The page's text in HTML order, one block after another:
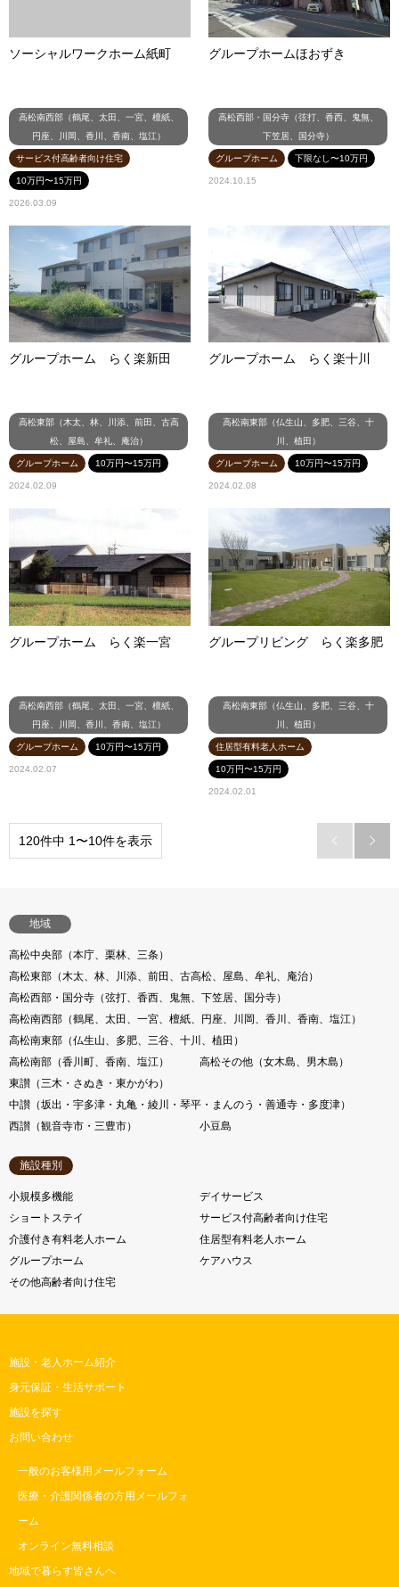
ソーシャルワークホーム紙町
高松南西部（鶴尾、太田、一宮、檀紙、
円座、川岡、香川、香南、塩江）
サービス付高齢者向け住宅
10万円〜15万円
2026.03.09
グループホームほおずき
高松西部・国分寺（弦打、香西、鬼無、
下笠居、国分寺）
グループホーム 下限なし〜10万円
2024.10.15
グループホーム らく楽新田
高松東部（木太、林、川添、前田、古高
松、屋島、牟礼、庵治）
グループホーム 10万円〜15万円
2024.02.09
グループホーム らく楽十川
高松南東部（仏生山、多肥、三谷、十
川、植田）
グループホーム 10万円〜15万円
2024.02.08
グループホーム らく楽一宮
高松南西部（鶴尾、太田、一宮、檀紙、
円座、川岡、香川、香南、塩江）
グループホーム 10万円〜15万円
2024.02.07
グループリビング らく楽多肥
高松南東部（仏生山、多肥、三谷、十
川、植田）
住居型有料老人ホーム
10万円〜15万円
2024.02.01
120件中 1〜10件を表示  
地域
高松中央部（本庁、栗林、三条）
高松東部（木太、林、川添、前田、古高松、屋島、牟礼、庵治）
高松西部・国分寺（弦打、香西、鬼無、下笠居、国分寺）
高松南西部（鶴尾、太田、一宮、檀紙、円座、川岡、香川、香南、塩江）
高松南東部（仏生山、多肥、三谷、十川、植田）
高松南部（香川町、香南、塩江）
高松その他（女木島、男木島）
東讃（三木・さぬき・東かがわ）
中讃（坂出・宇多津・丸亀・綾川・琴平・まんのう・善通寺・多度津）
西讃（観音寺市・三豊市）
小豆島
施設種別
小規模多機能
デイサービス
ショートステイ
サービス付高齢者向け住宅
介護付き有料老人ホーム
住居型有料老人ホーム
グループホーム
ケアハウス
その他高齢者向け住宅
施設・老人ホーム紹介
身元保証・生活サポート
施設を探す
お問い合わせ
一般のお客様用メールフォーム
医療・介護関係者の方用メールフォ
ーム
オンライン無料相談
地域で暮らす皆さんへ